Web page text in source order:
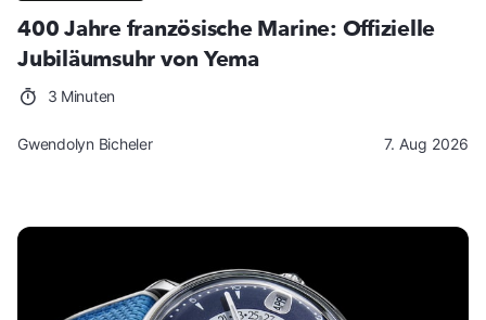
400 Jahre französische Marine: Offizielle
Jubiläumsuhr von Yema
3 Minuten
Gwendolyn Bicheler 7. Aug 2026